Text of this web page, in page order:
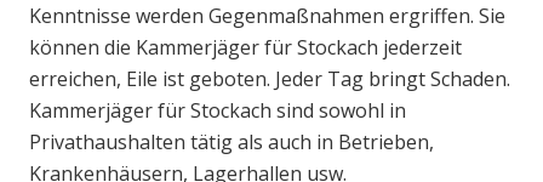
Kenntnisse werden Gegenmaßnahmen ergriffen. Sie
können die Kammerjäger für Stockach jederzeit
erreichen, Eile ist geboten. Jeder Tag bringt Schaden.
Kammerjäger für Stockach sind sowohl in
Privathaushalten tätig als auch in Betrieben,
Krankenhäusern, Lagerhallen usw.